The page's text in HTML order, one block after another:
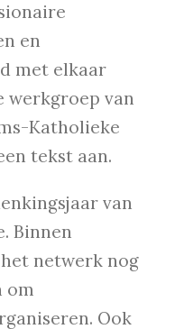
en
met elkaar
werkgroep van
Katholieke
tekst aan.
van
Binnen
netwerk nog
om
Ook